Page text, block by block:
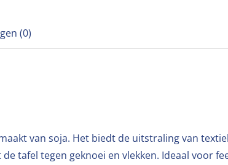
(0)
van soja. Het biedt de uitstraling van
tafel tegen geknoei en vlekken. Ideaal voor